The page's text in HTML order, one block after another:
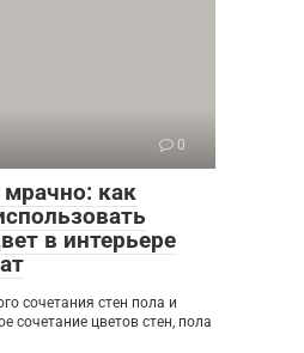
0
как
в интерьере
сочетания стен пола и
сочетание цветов стен, пола